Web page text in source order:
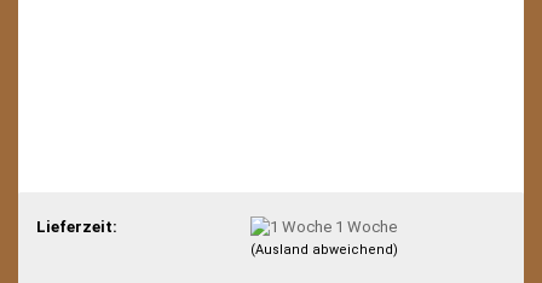
Lieferzeit: 1 Woche
(Ausland abweichend)